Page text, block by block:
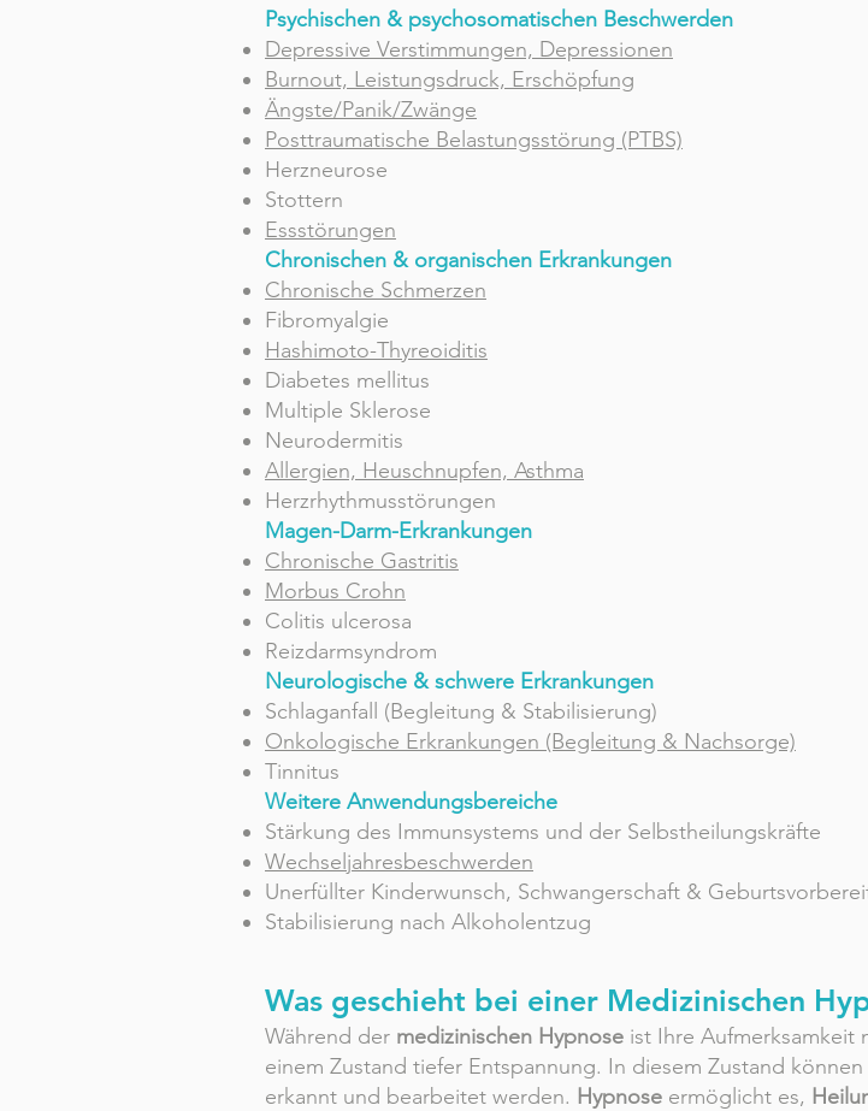
Psychischen & psychosomatischen Beschwerden
Depressive Verstimmungen, Depressionen
Burnout, Leistungsdruck, Erschöpfung
Ängste/Panik/Zwänge
Posttraumatische Belastungsstörung (PTBS)
Herzneurose
Stottern
Essstörungen
Chronischen & organischen Erkrankungen
Chronische Schmerzen
Fibromyalgie
Hashimoto-Thyreoiditis
Diabetes mellitus
Multiple Sklerose
Neurodermitis
Allergien, Heuschnupfen, Asthma
Herzrhythmusstörungen
Magen-Darm-Erkrankungen
Chronische Gastritis
Morbus Crohn
Colitis ulcerosa
Reizdarmsyndrom
Neurologische & schwere Erkrankungen
Schlaganfall (Begleitung & Stabilisierung)
Onkologische Erkrankungen (Begleitung & Nachsorge)
Tinnitus
Weitere Anwendungsbereiche
Stärkung des Immunsystems und der Selbstheilungskräfte
Wechseljahresbeschwerden
Unerfüllter Kinderwunsch, Schwangerschaft &
Stabilisierung nach Alkoholentzug
Was geschieht bei einer Medizinischen
Während der medizinischen Hypnose ist Ihre Aufmerksamkeit
einem Zustand tiefer Entspannung. In diesem Zustand können
erkannt und bearbeitet werden. Hypnose ermöglicht es,